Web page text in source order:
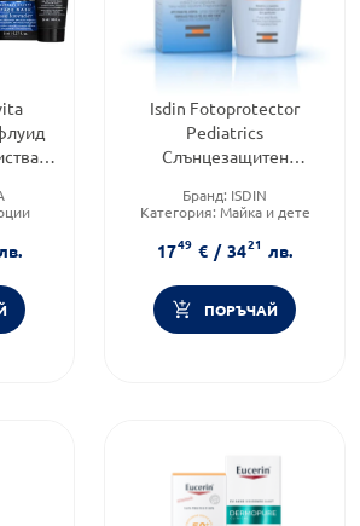
Isdin Fotoprotector
Pediatrics
Слънцезащитен
бебета SPF50 50мл
Бранд: ISDIN
Категория: Майка и дете
1749 € / 3421 лв.
ПОРЪЧАЙ